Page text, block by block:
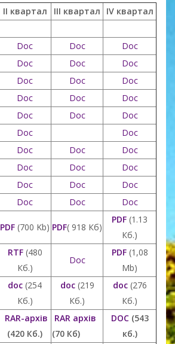
II квартал III квартал
IV квартал
Doc Doc
Doc
Doc Doc
Doc
Doc Doc
Doc
Doc Doc
Doc
Doc Doc
Doc
Doc
Doc
Doc Doc
Doc
Doc Doc
Doc
Doc Doc
Doc
Doc Doc Doc
PDF (700 Kb) PDF( 918 Кб)
PDF (1.13
Кб.)
RTF(480
Кб.)
Doc
PDF(1,08
Mb)
doc (254
Кб.)
doc(219
Кб.)
doc(276
Кб.)
RAR-архів
(420 Кб.)
RAR архів
(70 Кб)
DOC (543
кб.)